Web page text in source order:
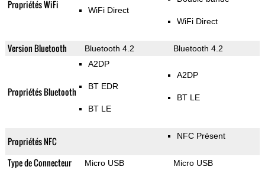
Propriétés WiFi WiFi Direct
WiFi Direct
Version Bluetooth Bluetooth 4.2 Bluetooth 4.2
Propriétés Bluetooth
A2DP
BT EDR
BT LE
A2DP
BT LE
Propriétés NFC NFC Présent
Type de Connecteur Micro USB Micro USB